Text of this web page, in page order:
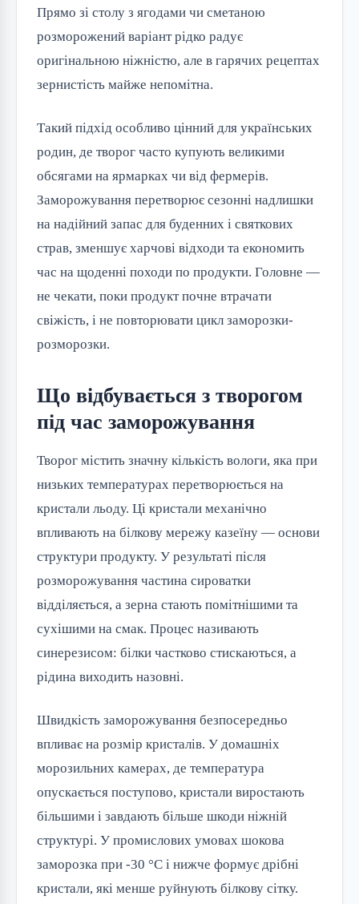
Прямо зі столу з ягодами чи сметаною
розморожений варіант рідко радує
оригінальною ніжністю, але в гарячих рецептах
зернистість майже непомітна.
Такий підхід особливо цінний для українських
родин, де творог часто купують великими
обсягами на ярмарках чи від фермерів.
Заморожування перетворює сезонні надлишки
на надійний запас для буденних і святкових
страв, зменшує харчові відходи та економить
час на щоденні походи по продукти. Головне —
не чекати, поки продукт почне втрачати
свіжість, і не повторювати цикл заморозки-
розморозки.
Що відбувається з творогом
під час заморожування
Творог містить значну кількість вологи, яка при
низьких температурах перетворюється на
кристали льоду. Ці кристали механічно
впливають на білкову мережу казеїну — основи
структури продукту. У результаті після
розморожування частина сироватки
відділяється, а зерна стають помітнішими та
сухішими на смак. Процес називають
синерезисом: білки частково стискаються, а
рідина виходить назовні.
Швидкість заморожування безпосередньо
впливає на розмір кристалів. У домашніх
морозильних камерах, де температура
опускається поступово, кристали виростають
більшими і завдають більше шкоди ніжній
структурі. У промислових умовах шокова
заморозка при -30 °C і нижче формує дрібні
кристали, які менше руйнують білкову сітку.